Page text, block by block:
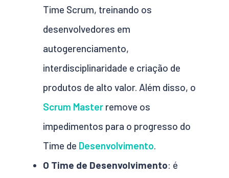
Time Scrum, treinando os
desenvolvedores em
autogerenciamento,
interdisciplinaridade e criação de
produtos de alto valor. Além disso, o
Scrum Master remove os
impedimentos para o progresso do
Time de Desenvolvimento.
O Time de Desenvolvimento: é